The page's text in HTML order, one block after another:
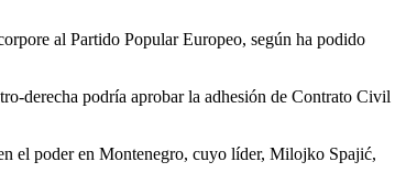
al Partido Popular Europeo, según ha podido
derecha podría aprobar la adhesión de Contrato Civil
el poder en Montenegro, cuyo líder, Milojko Spajić,